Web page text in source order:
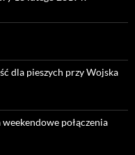
dla pieszych przy Wojska
połączenia